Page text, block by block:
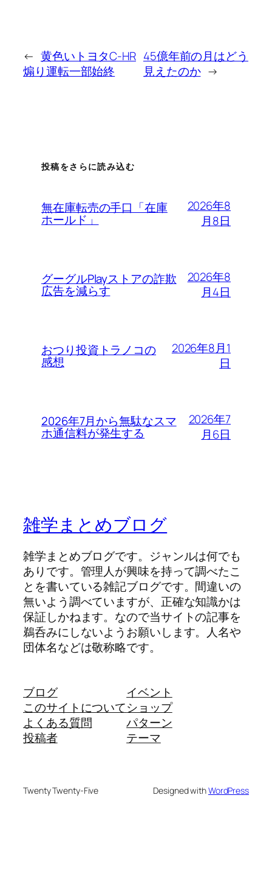
← 黄色いトヨタC-HR
煽り運転一部始終
45億年前の月はどう
見えたのか →
投稿をさらに読み込む
無在庫転売の手口「在庫
ホールド」
2026年8
月8日
グーグルPlayストアの詐欺
広告を減らす
2026年8
月4日
おつり投資トラノコの
感想
2026年8月1
日
2026年7月から無駄なスマ
ホ通信料が発生する
2026年7
月6日
雑学まとめブログ
雑学まとめブログです。ジャンルは何でも
ありです。管理人が興味を持って調べたこ
とを書いている雑記ブログです。間違いの
無いよう調べていますが、正確な知識かは
保証しかねます。なので当サイトの記事を
鵜呑みにしないようお願いします。人名や
団体名などは敬称略です。
ブログ
このサイトについて
よくある質問
投稿者
イベント
ショップ
パターン
テーマ
Twenty Twenty-Five Designed withWordPress